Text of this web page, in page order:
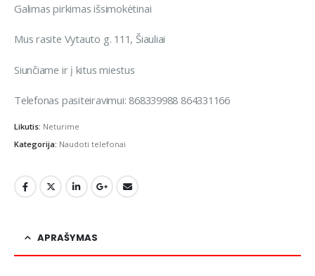
Galimas pirkimas išsimokėtinai
Mus rasite Vytauto g. 111, Šiauliai
Siunčiame ir į kitus miestus
Telefonas pasiteiravimui: 868339988 864331166
Likutis: Neturime
Kategorija: Naudoti telefonai
APRAŠYMAS